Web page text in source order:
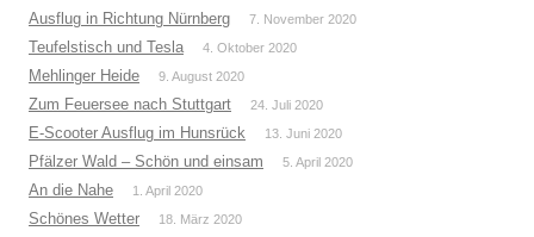
Ausflug in Richtung Nürnberg 7. November 2020
Teufelstisch und Tesla 4. Oktober 2020
Mehlinger Heide 9. August 2020
Zum Feuersee nach Stuttgart 24. Juli 2020
E-Scooter Ausflug im Hunsrück 13. Juni 2020
Pfälzer Wald – Schön und einsam 5. April 2020
An die Nahe 1. April 2020
Schönes Wetter 18. März 2020